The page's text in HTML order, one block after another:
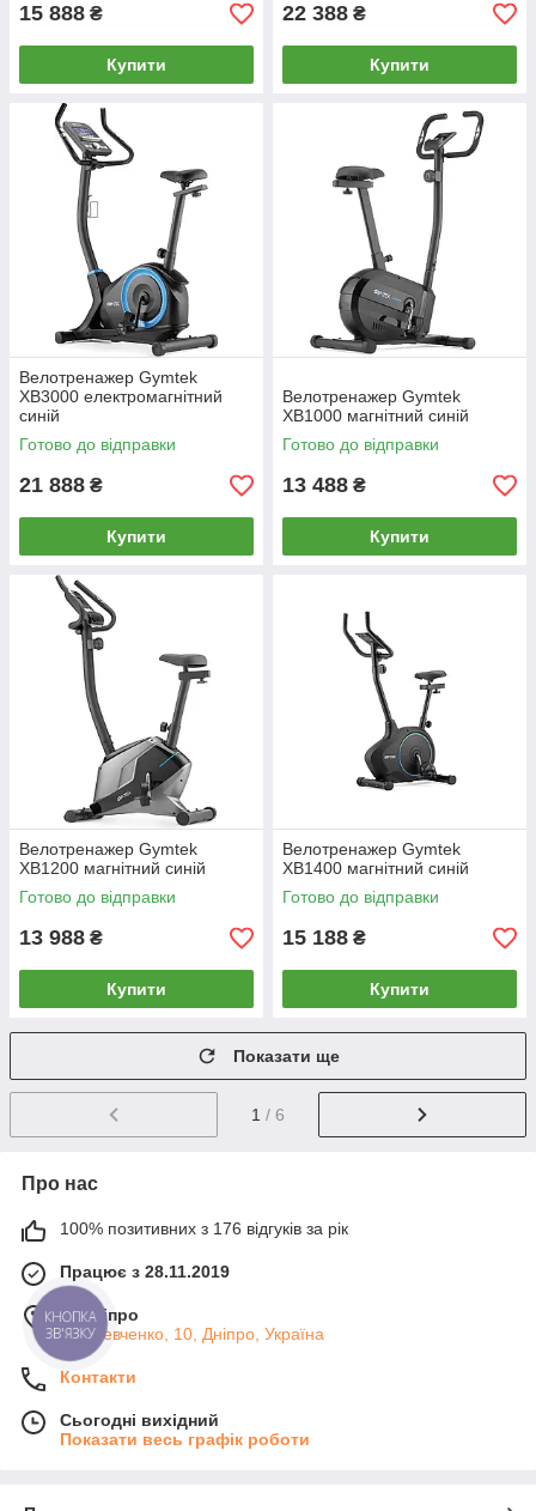
15 888 ₴
Купити
22 388 ₴
Купити
Велотренажер Gymtek
XB3000 електромагнітний
синій
Готово до відправки
21 888 ₴
Купити
Велотренажер Gymtek
XB1000 магнітний синій
Готово до відправки
13 488 ₴
Купити
Велотренажер Gymtek
XB1200 магнітний синій
Готово до відправки
13 988 ₴
Купити
Велотренажер Gymtek
XB1400 магнітний синій
Готово до відправки
15 188 ₴
Купити
Показати ще
1 / 6
Про нас
100% позитивних з 176 відгуків за рік
Працює з 28.11.2019
м. Дніпро
ул. Шевченко, 10, Дніпро, Україна
Контакти
Сьогодні вихідний
Показати весь графік роботи
КНОПКА
ЗВ'ЯЗКУ